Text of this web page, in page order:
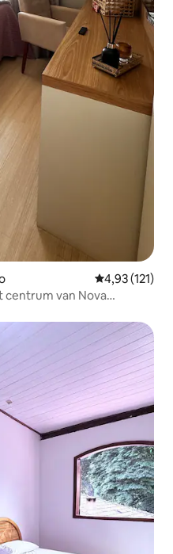
Gemiddelde
4,93 (121)
van Nova